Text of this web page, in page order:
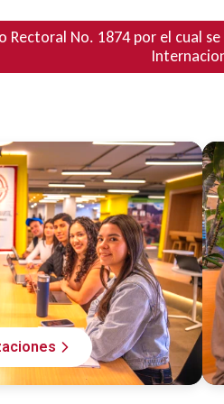
Rectoral No. 1874 por el cual